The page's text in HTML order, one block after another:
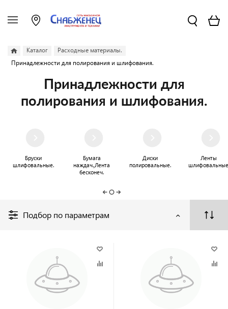
Каталог
Расходные материалы.
Принадлежности для полирования и шлифования.
Принадлежности для
полирования и шлифования.
Бруски
шлифовальные.
Бумага
наждач.,Лента
бесконеч.
Диски
полировальные.
Ленты
Подбор по параметрам